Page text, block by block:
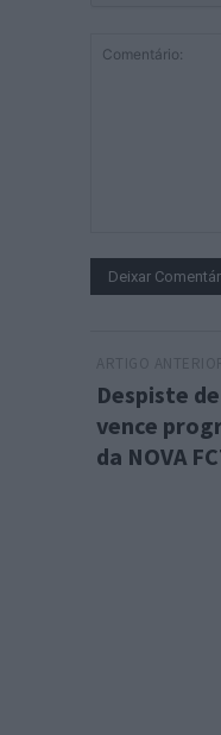
Despiste
vence
da NOVA